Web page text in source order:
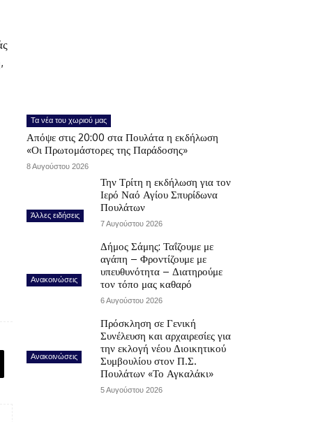
Τα νέα του χωριού μας
Απόψε στις 20:00 στα Πουλάτα η εκδήλωση
«Οι Πρωτομάστορες της Παράδοσης»
8 Αυγούστου 2026
Άλλες ειδήσεις
Την Τρίτη η εκδήλωση για τον
Ιερό Ναό Αγίου Σπυρίδωνα
Πουλάτων
7 Αυγούστου 2026
Ανακοινώσεις
Δήμος Σάμης: Ταΐζουμε με
αγάπη – Φροντίζουμε με
υπευθυνότητα – Διατηρούμε
τον τόπο μας καθαρό
6 Αυγούστου 2026
Ανακοινώσεις
Πρόσκληση σε Γενική
Συνέλευση και αρχαιρεσίες για
την εκλογή νέου Διοικητικού
Συμβουλίου στον Π.Σ.
Πουλάτων «Το Αγκαλάκι»
5 Αυγούστου 2026